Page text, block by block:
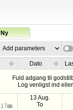
Ny
Add parameters
Dato
Fuld adgang til
Log venligst ind
00
13 Aug.
To